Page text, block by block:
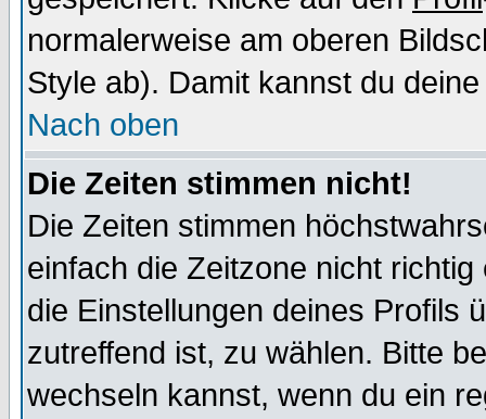
normalerweise am oberen
Style ab). Damit kannst du
Nach oben
Die Zeiten stimmen nicht!
Die Zeiten stimmen
einfach die Zeitzone nicht
die Einstellungen deines Profils
zutreffend ist, zu wählen. Bitte
wechseln kannst, wenn du ein